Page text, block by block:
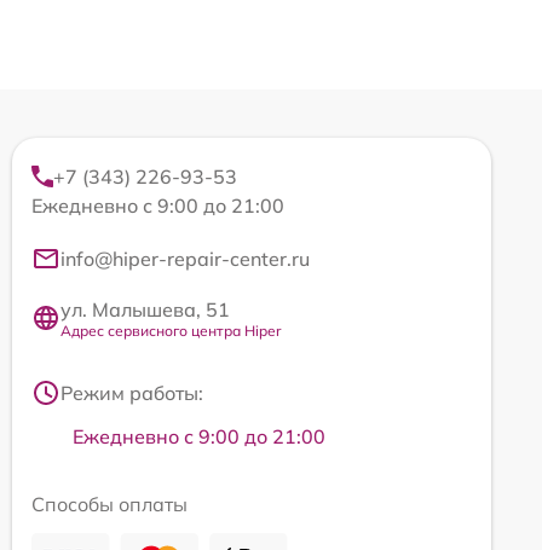
+7 (343) 226-93-53
Ежедневно с 9:00 до 21:00
info@hiper-repair-center.ru
ул. Малышева, 51
Адрес сервисного центра Hiper
Режим работы:
Ежедневно с 9:00 до 21:00
Способы оплаты